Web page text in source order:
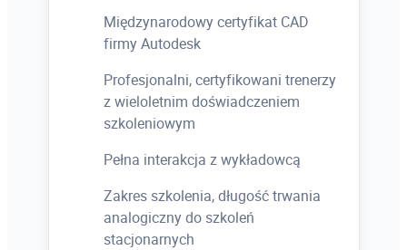
Międzynarodowy certyfikat CAD
firmy Autodesk
Profesjonalni, certyfikowani trenerzy
z wieloletnim doświadczeniem
szkoleniowym
Pełna interakcja z wykładowcą
Zakres szkolenia, długość trwania
analogiczny do szkoleń
stacjonarnych